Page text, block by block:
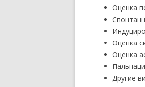
Оценка
Оценка
Оценка
Другие